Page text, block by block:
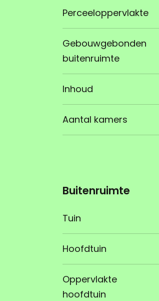
Perceeloppervlakte
Gebouwgebonden
buitenruimte
Inhoud
Aantal kamers
Buitenruimte
Tuin
Hoofdtuin
Oppervlakte
hoofdtuin